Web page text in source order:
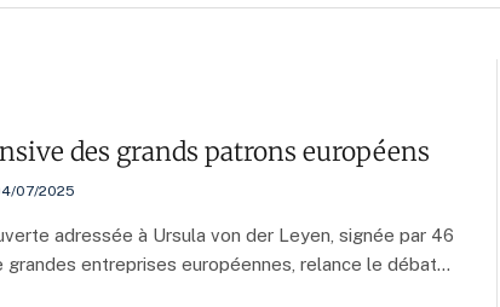
des grands patrons européens
07/2025
adressée à Ursula von der Leyen, signée par 46
grandes entreprises européennes, relance le débat…